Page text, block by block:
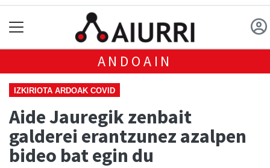
ANDOAIN
IZKIRIOTA ARDOAK COVID
Aide Jauregik zenbait
galderei erantzunez azalpen
bideo bat egin du